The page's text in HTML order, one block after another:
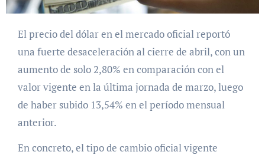
El precio del dólar en el mercado oficial reportó
una fuerte desaceleración al cierre de abril, con un
aumento de solo 2,80% en comparación con el
valor vigente en la última jornada de marzo, luego
de haber subido 13,54% en el período mensual
anterior.
En concreto, el tipo de cambio oficial vigente